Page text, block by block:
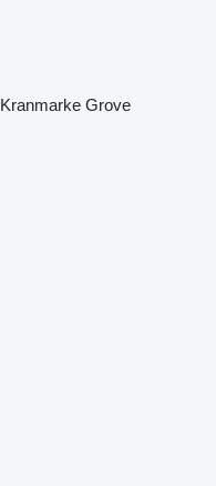
Kranmarke Grove